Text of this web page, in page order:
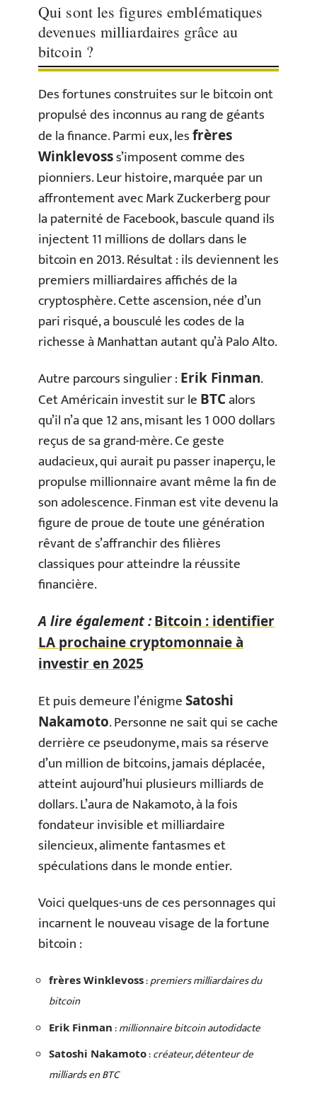
Qui sont les figures emblématiques
devenues milliardaires grâce au
bitcoin ?
Des fortunes construites sur le bitcoin ont
propulsé des inconnus au rang de géants
de la finance. Parmi eux, lesfrères
Winklevosss’imposent comme des
pionniers. Leur histoire, marquée par un
affrontement avec Mark Zuckerberg pour
la paternité de Facebook, bascule quand ils
injectent 11 millions de dollars dans le
bitcoin en 2013. Résultat : ils deviennent les
premiers milliardaires affichés de la
cryptosphère. Cette ascension, née d’un
pari risqué, a bousculé les codes de la
richesse à Manhattan autant qu’à Palo Alto.
Autre parcours singulier :Erik Finman.
Cet Américain investit sur le BTCalors
qu’il n’a que 12 ans, misant les 1 000 dollars
reçus de sa grand-mère. Ce geste
audacieux, qui aurait pu passer inaperçu, le
propulse millionnaire avant même la fin de
son adolescence. Finman est vite devenu la
figure de proue de toute une génération
rêvant de s’affranchir des filières
classiques pour atteindre la réussite
financière.
A lire également :Bitcoin : identifier
LA prochaine cryptomonnaie à
investir en 2025
Et puis demeure l’énigmeSatoshi
Nakamoto. Personne ne sait qui se cache
derrière ce pseudonyme, mais sa réserve
d’un million de bitcoins, jamais déplacée,
atteint aujourd’hui plusieurs milliards de
dollars. L’aura de Nakamoto, à la fois
fondateur invisible et milliardaire
silencieux, alimente fantasmes et
spéculations dans le monde entier.
Voici quelques-uns de ces personnages qui
incarnent le nouveau visage de la fortune
bitcoin :
frères Winklevoss:premiers milliardaires du
bitcoin
Erik Finman :millionnaire bitcoin autodidacte
Satoshi Nakamoto:créateur, détenteur de
milliards en BTC